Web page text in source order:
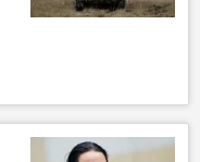
Դոնբասի պաշտպանություն. ՌԴ–ի ռազմական հատուկ գործողությունը Ուկրաինայում